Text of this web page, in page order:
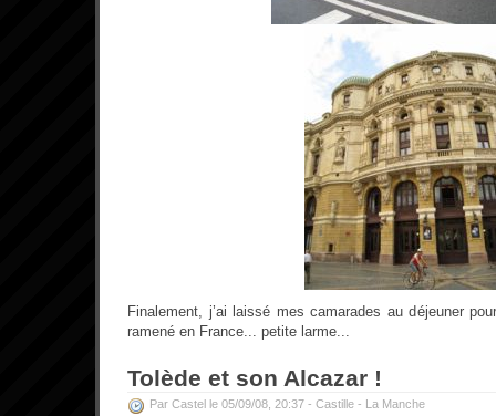
Finalement, j’ai laissé mes camarades au déjeuner
ramené en France... petite larme...
Tolède et son Alcazar !
Par Castel le 05/09/08, 20:37 - Castille - La Manche